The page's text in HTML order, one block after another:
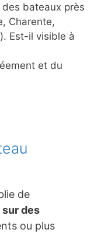
bateaux près
Charente,
Est-il visible à
et du
de
des
ou plus